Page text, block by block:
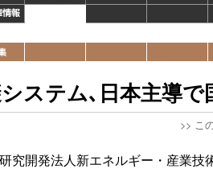
ステム､日本主導で
>> こ
究開発法人新エネルギー・産業技